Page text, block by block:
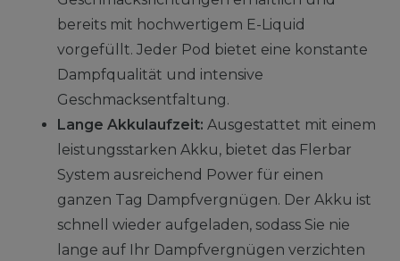
bereits mit hochwertigem E-Liquid
vorgefüllt. Jeder Pod bietet eine konstante
Dampfqualität und intensive
Geschmacksentfaltung.
Lange Akkulaufzeit: Ausgestattet mit einem
leistungsstarken Akku, bietet das Flerbar
System ausreichend Power für einen
ganzen Tag Dampfvergnügen. Der Akku ist
schnell wieder aufgeladen, sodass Sie nie
lange auf Ihr Dampfvergnügen verzichten